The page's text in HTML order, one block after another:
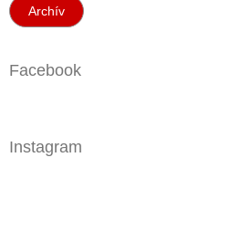
Archív
Facebook
Instagram